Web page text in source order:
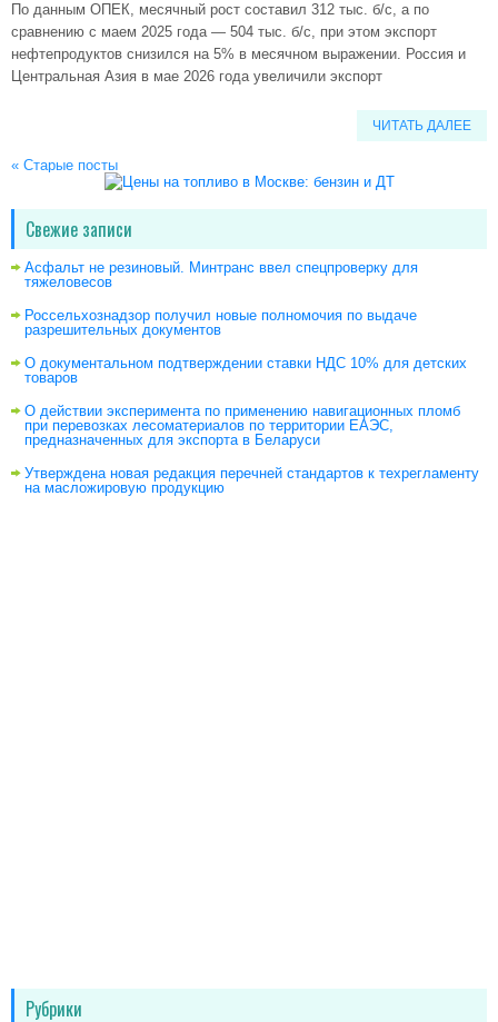
По данным ОПЕК, месячный рост составил 312 тыс. б/с, а по
сравнению с маем 2025 года — 504 тыс. б/с, при этом экспорт
нефтепродуктов снизился на 5% в месячном выражении. Россия и
Центральная Азия в мае 2026 года увеличили экспорт
ЧИТАТЬ ДАЛЕЕ
« Старые посты
Свежие записи
Асфальт не резиновый. Минтранс ввел спецпроверку для
тяжеловесов
Россельхознадзор получил новые полномочия по выдаче
разрешительных документов
О документальном подтверждении ставки НДС 10% для детских
товаров
О действии эксперимента по применению навигационных пломб
при перевозках лесоматериалов по территории ЕАЭС,
предназначенных для экспорта в Беларуси
Утверждена новая редакция перечней стандартов к техрегламенту
на масложировую продукцию
Рубрики